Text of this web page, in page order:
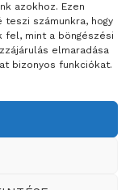
azokhoz. Ezen
számunkra, hogy
fel, mint a böngészési
elmaradása
bizonyos funkciókat.